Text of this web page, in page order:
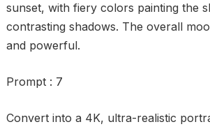
sunset, with fiery colors painting the
contrasting shadows. The overall
and powerful.
Prompt : 7
Convert into a 4K, ultra-realistic